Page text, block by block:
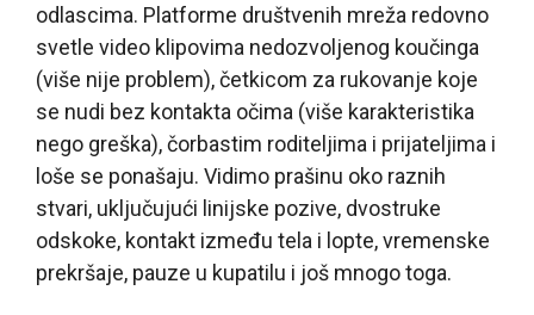
odlascima. Platforme društvenih mreža redovno
svetle video klipovima nedozvoljenog koučinga
(više nije problem), četkicom za rukovanje koje
se nudi bez kontakta očima (više karakteristika
nego greška), čorbastim roditeljima i prijateljima i
loše se ponašaju. Vidimo prašinu oko raznih
stvari, uključujući linijske pozive, dvostruke
odskoke, kontakt između tela i lopte, vremenske
prekršaje, pauze u kupatilu i još mnogo toga.